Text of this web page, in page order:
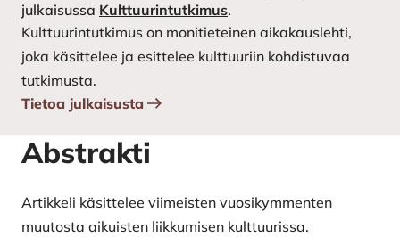
julkaisussa Kulttuurintutkimus.
Kulttuurintutkimus on monitieteinen aikakauslehti,
joka käsittelee ja esittelee kulttuuriin kohdistuvaa
tutkimusta.
Tietoa julkaisusta
Abstrakti
Artikkeli käsittelee viimeisten vuosikymmenten
muutosta aikuisten liikkumisen kulttuurissa.